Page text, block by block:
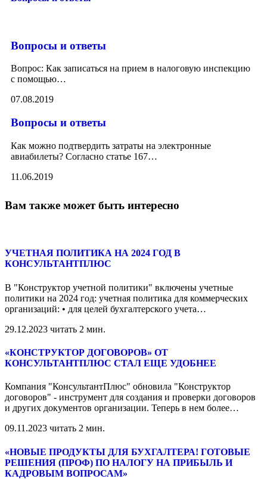
Вопросы и ответы
Вопрос: Как записаться на прием в налоговую инспекцию
с помощью…
07.08.2019
Вопросы и ответы
Как можно подтвердить затраты на электронные
авиабилеты? Согласно статье 167…
11.06.2019
Вам также может быть интересно
УЧЕТНАЯ ПОЛИТИКА НА 2024 ГОД В
КОНСУЛЬТАНТПЛЮС
В "Конструктор учетной политики" включены учетные
политики на 2024 год: учетная политика для коммерческих
организаций: • для целей бухгалтерского учета…
29.12.2023 читать 2 мин.
«КОНСТРУКТОР ДОГОВОРОВ» ОТ
КОНСУЛЬТАНТПЛЮС СТАЛ ЕЩЕ УДОБНЕЕ
Компания "КонсультантПлюс" обновила "Конструктор
договоров" - инструмент для создания и проверки договоров
и других документов организации. Теперь в нем более…
09.11.2023 читать 2 мин.
«НОВЫЕ ПРОДУКТЫ ДЛЯ БУХГАЛТЕРА! ГОТОВЫЕ
РЕШЕНИЯ (ПРОФ) ПО НАЛОГУ НА ПРИБЫЛЬ И
КАДРОВЫМ ВОПРОСАМ»